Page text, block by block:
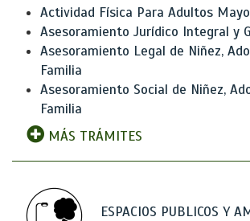
Actividad Física Para Adultos
Asesoramiento Jurídico Integral y
Asesoramiento Legal de Niñez,
Familia
Asesoramiento Social de Niñez,
Familia
MÁS TRÁMITES
ESPACIOS PUBLICOS Y